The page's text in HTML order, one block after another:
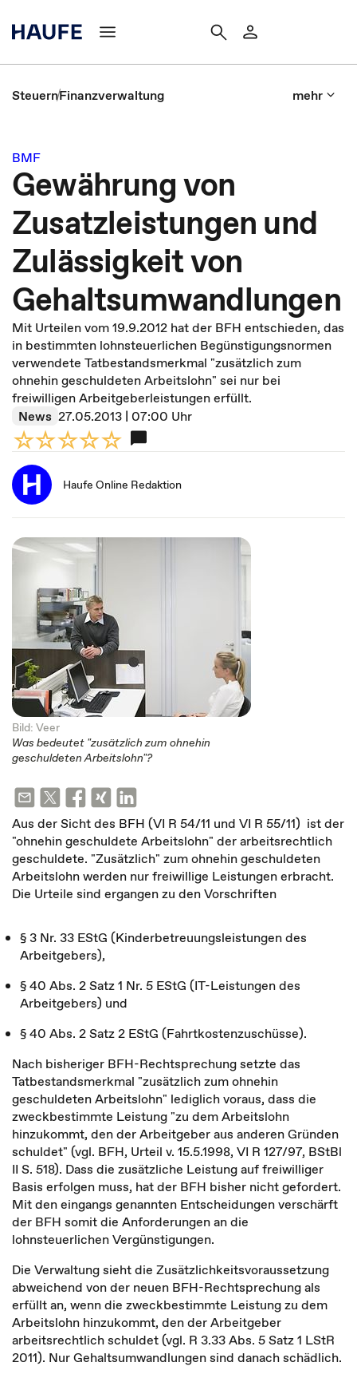
SteuernFinanzverwaltung mehr
BMF
Gewährung von
Zusatzleistungen und
Zulässigkeit von
Gehaltsumwandlungen
Mit Urteilen vom 19.9.2012 hat der BFH entschieden, das
in bestimmten lohnsteuerlichen Begünstigungsnormen
verwendete Tatbestandsmerkmal "zusätzlich zum
ohnehin geschuldeten Arbeitslohn" sei nur bei
freiwilligen Arbeitgeberleistungen erfüllt.
News 27.05.2013 | 07:00 Uhr
Haufe Online Redaktion
Bild: Veer
Was bedeutet "zusätzlich zum ohnehin
geschuldeten Arbeitslohn"?
Aus der Sicht des BFH (VI R 54/11 und VI R 55/11) ist der
"ohnehin geschuldete Arbeitslohn" der arbeitsrechtlich
geschuldete. "Zusätzlich" zum ohnehin geschuldeten
Arbeitslohn werden nur freiwillige Leistungen erbracht.
Die Urteile sind ergangen zu den Vorschriften
§ 3 Nr. 33 EStG (Kinderbetreuungsleistungen des
Arbeitgebers),
§ 40 Abs. 2 Satz 1 Nr. 5 EStG (IT-Leistungen des
Arbeitgebers) und
§ 40 Abs. 2 Satz 2 EStG (Fahrtkostenzuschüsse).
Nach bisheriger BFH-Rechtsprechung setzte das
Tatbestandsmerkmal "zusätzlich zum ohnehin
geschuldeten Arbeitslohn" lediglich voraus, dass die
zweckbestimmte Leistung "zu dem Arbeitslohn
hinzukommt, den der Arbeitgeber aus anderen Gründen
schuldet" (vgl. BFH, Urteil v. 15.5.1998, VI R 127/97, BStBl
II S. 518). Dass die zusätzliche Leistung auf freiwilliger
Basis erfolgen muss, hat der BFH bisher nicht gefordert.
Mit den eingangs genannten Entscheidungen verschärft
der BFH somit die Anforderungen an die
lohnsteuerlichen Vergünstigungen.
Die Verwaltung sieht die Zusätzlichkeitsvoraussetzung
abweichend von der neuen BFH-Rechtsprechung als
erfüllt an, wenn die zweckbestimmte Leistung zu dem
Arbeitslohn hinzukommt, den der Arbeitgeber
arbeitsrechtlich schuldet (vgl. R 3.33 Abs. 5 Satz 1 LStR
2011). Nur Gehaltsumwandlungen sind danach schädlich.